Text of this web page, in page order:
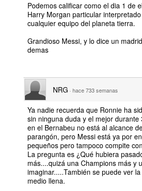
Podemos calificar como el dia 1 de
Harry Morgan particular
cualquier equipo del planeta tierra.
Grandioso Messi, y lo dice un
demas
NRG · hace 733 semanas
Ya nadie recuerda que Ronnie ha
sin ninguna duda y el mejor
en el Bernabeu no está al alcance
parangón, pero Messi está ya por
pequeños pero tampoco compite
La pregunta es ¿Qué hubiera
más....quizá una Champions más y
imaginar.....También se puede ver
medio llena.